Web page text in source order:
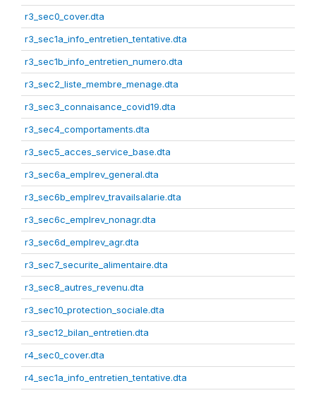
r3_sec0_cover.dta
r3_sec1a_info_entretien_tentative.dta
r3_sec1b_info_entretien_numero.dta
r3_sec2_liste_membre_menage.dta
r3_sec3_connaisance_covid19.dta
r3_sec4_comportaments.dta
r3_sec5_acces_service_base.dta
r3_sec6a_emplrev_general.dta
r3_sec6b_emplrev_travailsalarie.dta
r3_sec6c_emplrev_nonagr.dta
r3_sec6d_emplrev_agr.dta
r3_sec7_securite_alimentaire.dta
r3_sec8_autres_revenu.dta
r3_sec10_protection_sociale.dta
r3_sec12_bilan_entretien.dta
r4_sec0_cover.dta
r4_sec1a_info_entretien_tentative.dta